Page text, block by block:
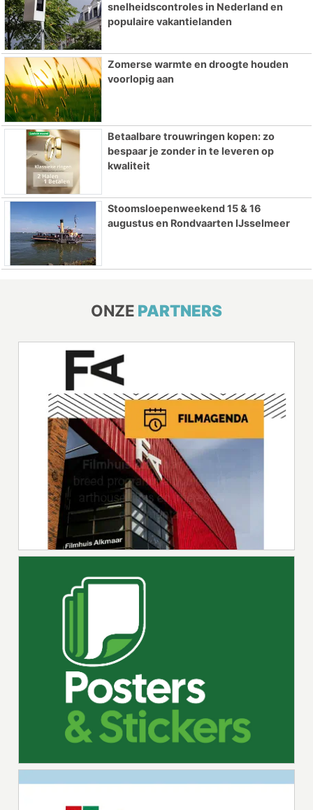
snelheidscontroles in Nederland en
populaire vakantielanden
Zomerse warmte en droogte houden
voorlopig aan
Betaalbare trouwringen kopen: zo
bespaar je zonder in te leveren op
kwaliteit
Stoomsloepenweekend 15 & 16
augustus en Rondvaarten IJsselmeer
ONZE PARTNERS